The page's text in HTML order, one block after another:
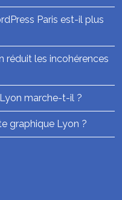
Paris est-il plus
réduit les incohérences
marche-t-il ?
graphique Lyon ?